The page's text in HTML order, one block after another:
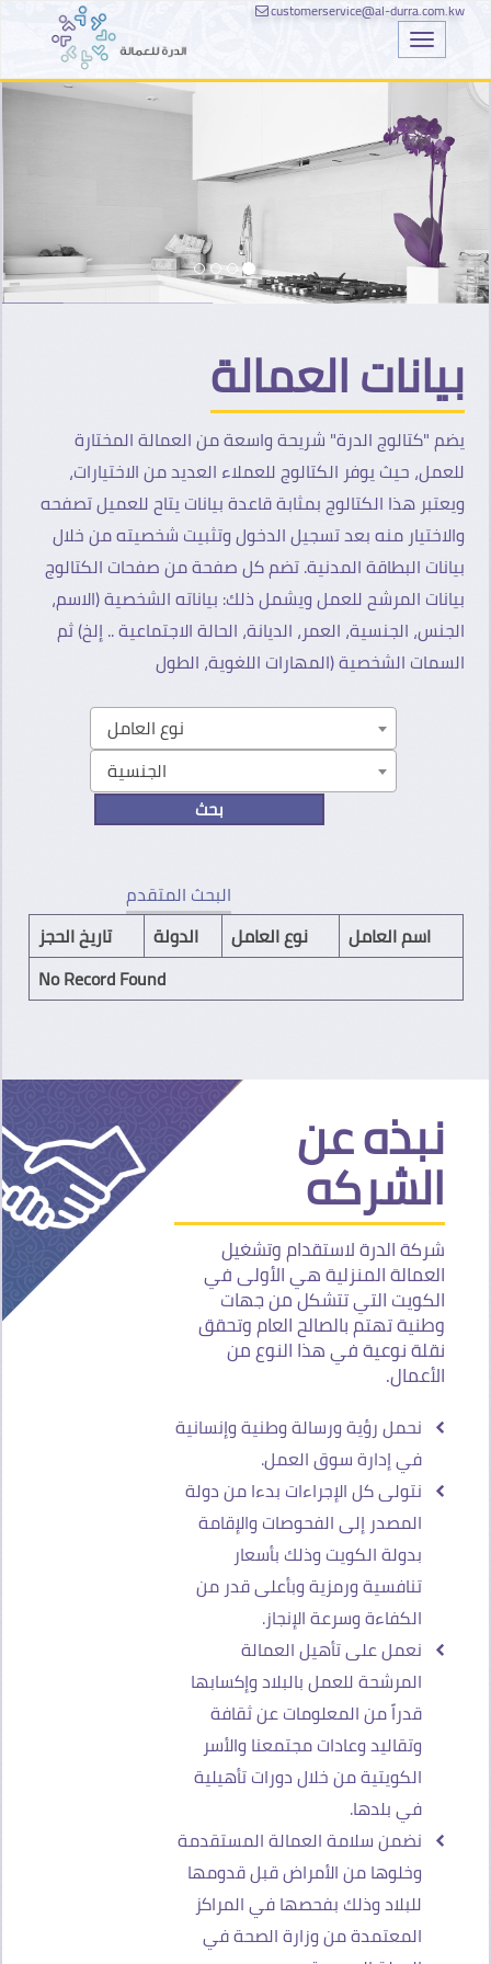
Toggle
customerservice@al-durra.com.kw
بيانات العمالة
يضم "كتالوج الدرة" شريحة واسعة من العمالة المختارة
للعمل، حيث يوفر الكتالوج للعملاء العديد من الاختيارات،
ويعتبر هذا الكتالوج بمثابة قاعدة بيانات يتاح للعميل تصفحه
والاختيار منه بعد تسجيل الدخول وتثبيت شخصيته من خلال
بيانات البطاقة المدنية. تضم كل صفحة من صفحات الكتالوج
بيانات المرشح للعمل ويشمل ذلك: بياناته الشخصية (الاسم،
الجنس، الجنسية، العمر، الديانة، الحالة الاجتماعية .. إلخ) ثم
السمات الشخصية (المهارات اللغوية، الطول
نوع العامل
الجنسية
البحث المتقدم
اسم العامل
نوع العامل الدولة
تاريخ الحجز
No Record Found
نبذه عن
الشركه
شركة الدرة لاستقدام وتشغيل
العمالة المنزلية هي الأولى في
الكويت التي تتشكل من جهات
وطنية تهتم بالصالح العام وتحقق
نقلة نوعية في هذا النوع من
الأعمال.
نحمل رؤية ورسالة وطنية وإنسانية
في إدارة سوق العمل.
نتولى كل الإجراءات بدءا من دولة
المصدر إلى الفحوصات والإقامة
بدولة الكويت وذلك بأسعار
تنافسية ورمزية وبأعلى قدر من
الكفاءة وسرعة الإنجاز.
نعمل على تأهيل العمالة
المرشحة للعمل بالبلاد وإكسابها
قدراً من المعلومات عن ثقافة
وتقاليد وعادات مجتمعنا والأسر
الكويتية من خلال دورات تأهيلية
في بلدها.
نضمن سلامة العمالة المستقدمة
وخلوها من الأمراض قبل قدومها
للبلاد وذلك بفحصها في المراكز
المعتمدة من وزارة الصحة في